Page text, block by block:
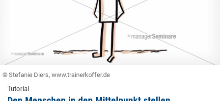
© Stefanie Diers, www.trainerkoffer.de
Tutorial